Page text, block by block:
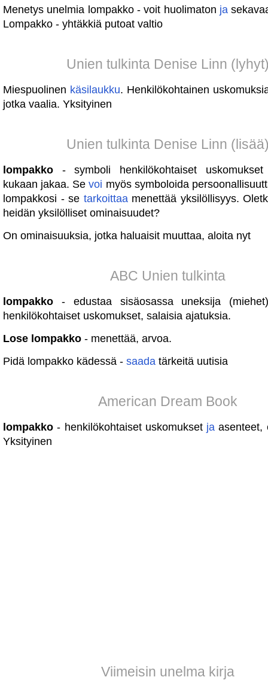
Menetys unelmia lompakko - voit huolimaton ja
Lompakko - yhtäkkiä putoat valtio
Unien tulkinta Denise Linn
Miespuolinen käsilaukku. Henkilökohtainen
jotka vaalia. Yksityinen
Unien tulkinta Denise Linn
lompakko - symboli henkilökohtaiset
kukaan jakaa. Sevoi myös symboloida
lompakkosi - se tarkoittaamenettää yksilöllisyys.
heidän yksilölliset ominaisuudet?
On ominaisuuksia, jotka haluaisit muuttaa, aloita nyt
ABC Unien tulkinta
lompakko - edustaa sisäosassa uneksija
henkilökohtaiset uskomukset, salaisia ​​ajatuksia.
Lose lompakko - menettää, arvoa.
Pidä lompakko kädessä - saada tärkeitä uutisia
American Dream Book
lompakko- henkilökohtaiset uskomukset ja asenteet,
Yksityinen
Viimeisin unelma kirja